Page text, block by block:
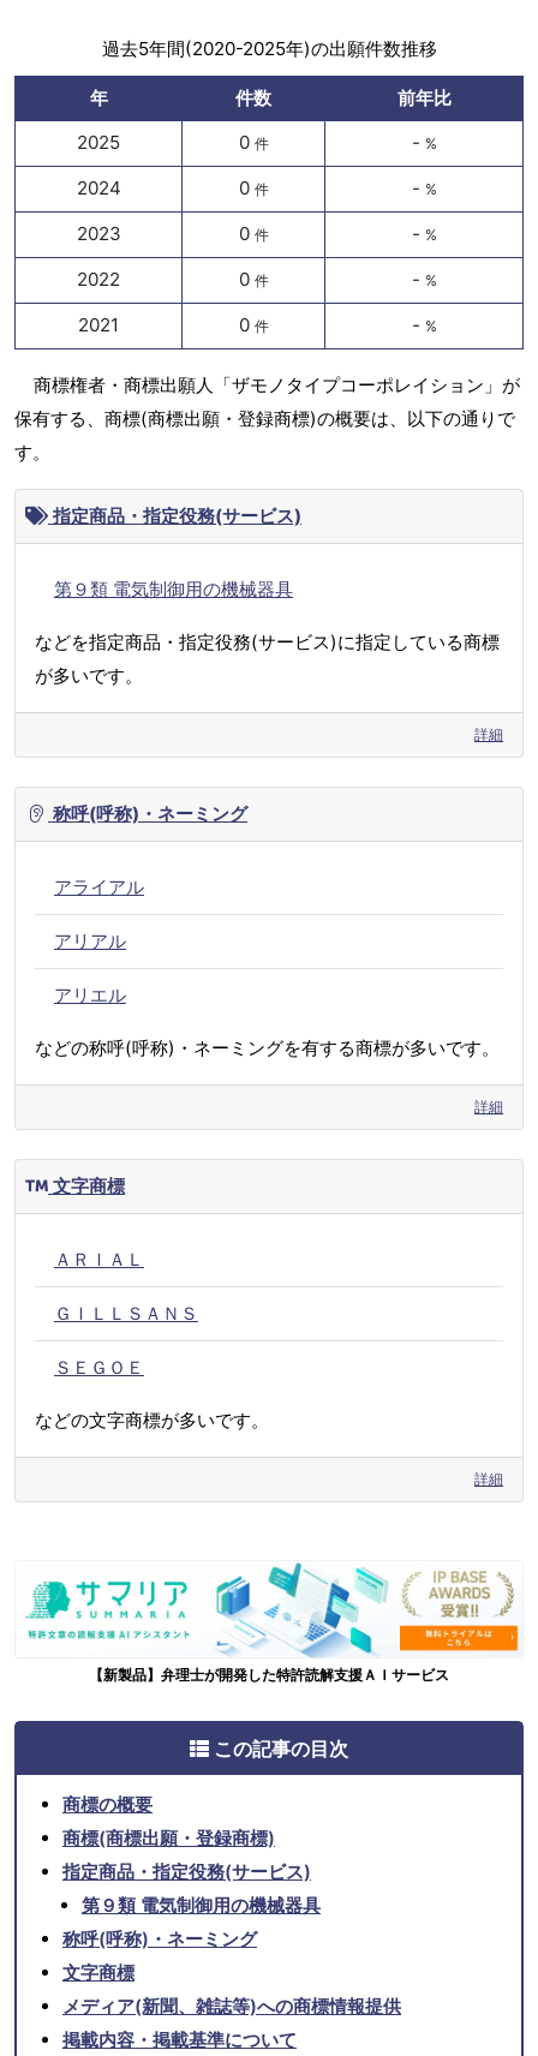
過去5年間(2020-2025年)の出願件数推移
年 件数
前年比
2025
0 件 - %
2024 0 件 - %
2023 0 件 - %
2022 0 件 - %
2021 0 件 - %
商標権者・商標出願人「ザモノタイプコーポレイション」が
保有する、商標(商標出願・登録商標)の概要は、以下の通りで
す。
指定商品・指定役務(サービス)
第９類 電気制御用の機械器具
などを指定商品・指定役務(サービス)に指定している商標
が多いです。
詳細
称呼(呼称)・ネーミング
アライアル
アリアル
アリエル
などの称呼(呼称)・ネーミングを有する商標が多いです。
詳細
文字商標
ＡＲＩＡＬ
ＧＩＬＬＳＡＮＳ
ＳＥＧＯＥ
などの文字商標が多いです。
詳細
【新製品】弁理士が開発した特許読解支援ＡＩサービス
この記事の目次
商標の概要
商標(商標出願・登録商標)
指定商品・指定役務(サービス)
第９類 電気制御用の機械器具
称呼(呼称)・ネーミング
文字商標
メディア(新聞、雑誌等)への商標情報提供
掲載内容・掲載基準について